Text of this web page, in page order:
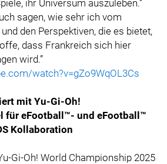
ihr Universum auszuleben.”
sagen, wie sehr ich vom
den Perspektiven, die es bietet,
dass Frankreich sich hier
wird.”
watch?v=gZo9WqOL3Cs
mit Yu-Gi-Oh!
für eFootball™- und eFootball™
Kollaboration
Gi-Oh! World Championship 2025